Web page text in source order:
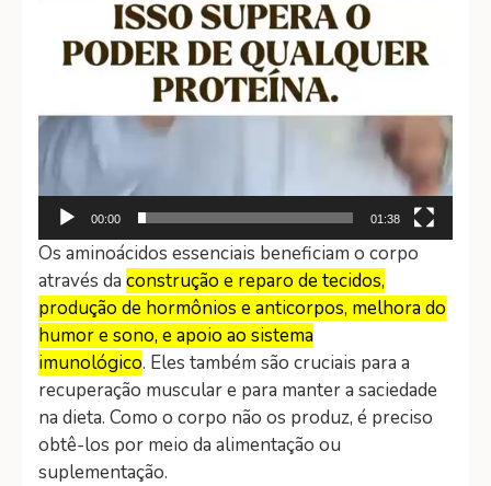
00:00 01:38
Os aminoácidos essenciais beneficiam o corpo
através da construção e reparo de tecidos,
produção de hormônios e anticorpos, melhora do
humor e sono, e apoio ao sistema
imunológico. Eles também são cruciais para a
recuperação muscular e para manter a saciedade
na dieta. Como o corpo não os produz, é preciso
obtê-los por meio da alimentação ou
suplementação.